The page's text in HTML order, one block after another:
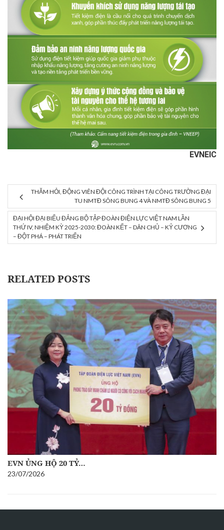
EVNEIC
THĂM HỎI, ĐỘNG VIÊN ĐỘI CÔNG TRÌNH TẠI CÔNG TRƯỜNG ĐẠI
TU NMTĐ SÔNG BUNG 4 VÀ NMTĐ SÔNG BUNG 5
ĐẠI HỘI ĐẠI BIỂU ĐẢNG BỘ TẬP ĐOÀN ĐIỆN LỰC VIỆT NAM LẦN
THỨ IV, NHIỆM KỲ 2025-2030: ĐOÀN KẾT – DÂN CHỦ – KỶ CƯƠNG
– ĐỘT PHÁ – PHÁT TRIỂN
RELATED POSTS
EVN ỦNG HỘ 20 TỶ…
23/07/2026